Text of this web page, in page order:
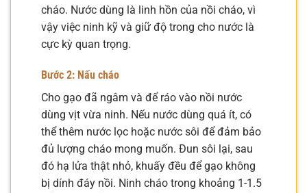
cháo. Nước dùng là linh hồn của nồi cháo, vì
vậy việc ninh kỹ và giữ độ trong cho nước là
cực kỳ quan trọng.
Bước 2: Nấu cháo
Cho gạo đã ngâm và để ráo vào nồi nước
dùng vịt vừa ninh. Nếu nước dùng quá ít, có
thể thêm nước lọc hoặc nước sôi để đảm bảo
đủ lượng cháo mong muốn. Đun sôi lại, sau
đó hạ lửa thật nhỏ, khuấy đều để gạo không
bị dính đáy nồi. Ninh cháo trong khoảng 1-1.5